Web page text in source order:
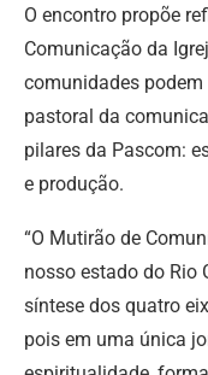
O encontro propõe
Comunicação da
comunidades
pastoral da
pilares da Pascom:
e produção.
“O Mutirão de
nosso estado do Rio
síntese dos quatro
pois em uma única